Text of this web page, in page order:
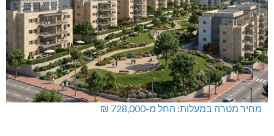
מחיר מטרה במעלות: החל מ-728,000 ₪